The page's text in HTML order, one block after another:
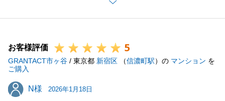
また何かお力になれることがございましたら、お気軽
にお申し付けください。今後ともよろしくお願い申し
お客様評価 5
GRANTACT市ヶ谷 / 東京都 新宿区 （信濃町駅）の マンション を
ご購入
N様
N様 2026年1月18日